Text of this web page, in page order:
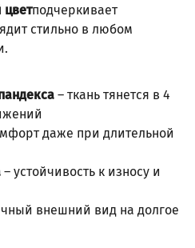
подчеркивает
стильно в любом
– ткань тянется в 4
даже при длительной
– устойчивость к износу и
внешний вид на долгое